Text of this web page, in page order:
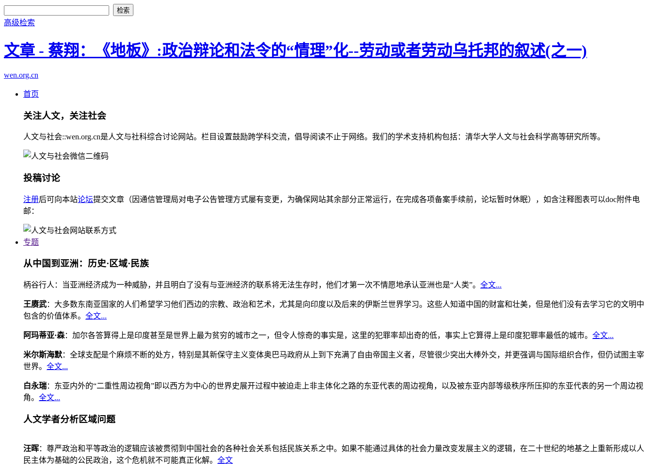
高级检索
文章 - 蔡翔：《地板》:政治辩论和法令的“情理”化--劳动或者劳动乌托邦的叙述(之一)
wen.org.cn
首页
关注人文，关注社会
人文与社会::wen.org.cn是人文与社科综合讨论网站。栏目设置鼓励跨学科交流，倡导阅读不止于网络。我们的学术支持机构包括：清华大学人文与社会科学高等研究所等。
投稿讨论
注册后可向本站论坛提交文章（因通信管理局对电子公告管理方式屡有变更，为确保网站其余部分正常运行，在完成各项备案手续前，论坛暂时休眠），如含注释图表可以doc附件电
邮：
专题
从中国到亚洲：历史·区域·民族
柄谷行人：当亚洲经济成为一种威胁，并且明白了没有与亚洲经济的联系将无法生存时，他们才第一次不情愿地承认亚洲也是“人类”。 全文...
王赓武：大多数东南亚国家的人们希望学习他们西边的宗教、政治和艺术，尤其是向印度以及后来的伊斯兰世界学习。这些人知道中国的财富和壮美，但是他们没有去学习它的文明中
包含的价值体系。 全文...
阿玛蒂亚·森：加尔各答算得上是印度甚至是世界上最为贫穷的城市之一，但令人惊奇的事实是，这里的犯罪率却出奇的低，事实上它算得上是印度犯罪率最低的城市。 全文...
米尔斯海默：全球支配是个麻烦不断的处方，特别是其新保守主义变体奥巴马政府从上到下充满了自由帝国主义者，尽管很少突出大棒外交，并更强调与国际组织合作，但仍试图主宰
世界。 全文...
白永瑞：东亚内外的“二重性周边视角”即以西方为中心的世界史展开过程中被迫走上非主体化之路的东亚代表的周边视角，以及被东亚内部等级秩序所压抑的东亚代表的另一个周边视
角。 全文...
人文学者分析区域问题
汪晖：尊严政治和平等政治的逻辑应该被贯彻到中国社会的各种社会关系包括民族关系之中。如果不能通过具体的社会力量改变发展主义的逻辑，在二十世纪的地基之上重新形成以人
民主体为基础的公民政治，这个危机就不可能真正化解。 全文